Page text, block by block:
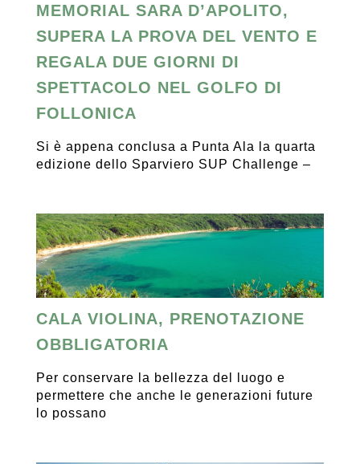
MEMORIAL SARA D’APOLITO,
SUPERA LA PROVA DEL VENTO E
REGALA DUE GIORNI DI
SPETTACOLO NEL GOLFO DI
FOLLONICA
Si è appena conclusa a Punta Ala la quarta
edizione dello Sparviero SUP Challenge –
CALA VIOLINA, PRENOTAZIONE
OBBLIGATORIA
Per conservare la bellezza del luogo e
permettere che anche le generazioni future
lo possano